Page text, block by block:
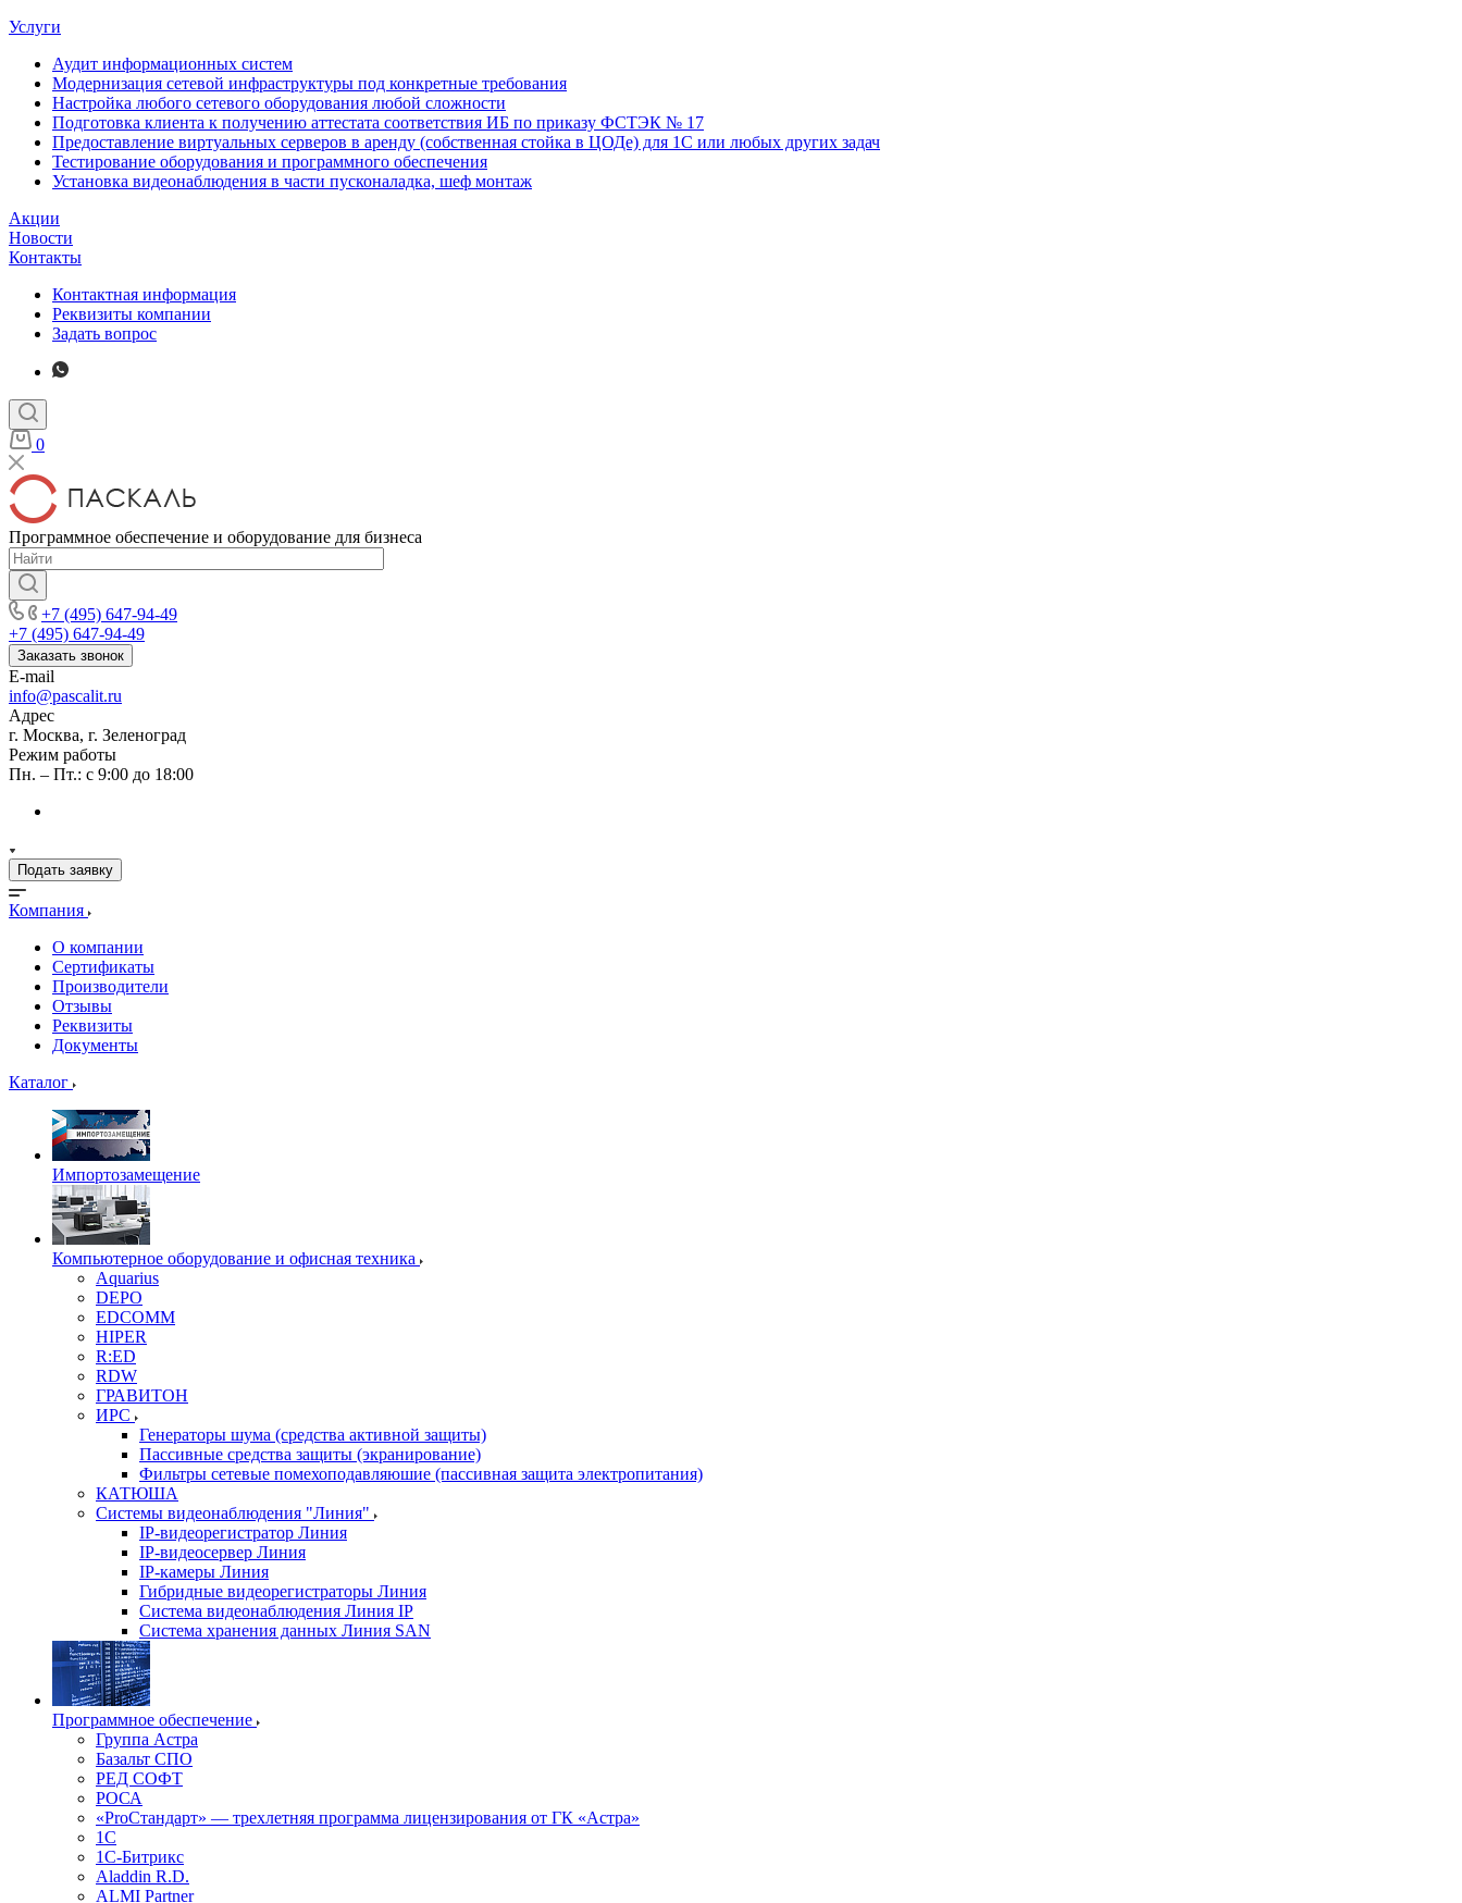
Услуги
Аудит информационных систем
Модернизация сетевой инфраструктуры под конкретные требования
Настройка любого сетевого оборудования любой сложности
Подготовка клиента к получению аттестата соответствия ИБ по приказу ФСТЭК № 17
Предоставление виртуальных серверов в аренду (собственная стойка в ЦОДе) для 1С или любых других задач
Тестирование оборудования и программного обеспечения
Установка видеонаблюдения в части пусконаладка, шеф монтаж
Акции
Новости
Контакты
Контактная информация
Реквизиты компании
Задать вопрос
0
Программное обеспечение и оборудование для бизнеса
+7 (495) 647-94-49
+7 (495) 647-94-49
Заказать звонок
E-mail
info@pascalit.ru
Адрес
г. Москва, г. Зеленоград
Режим работы
Пн. – Пт.: с 9:00 до 18:00
Подать заявку
Компания
О компании
Сертификаты
Производители
Отзывы
Реквизиты
Документы
Каталог
Импортозамещение
Компьютерное оборудование и офисная техника
Aquarius
DEPO
EDCOMM
HIPER
R:ED
RDW
ГРАВИТОН
ИРС
Генераторы шума (средства активной защиты)
Пассивные средства защиты (экранирование)
Фильтры сетевые помехоподавляюшие (пассивная защита электропитания)
КАТЮША
Системы видеонаблюдения "Линия"
IP-видеорегистратор Линия
IP-видеосервер Линия
IP-камеры Линия
Гибридные видеорегистраторы Линия
Система видеонаблюдения Линия IP
Система хранения данных Линия SAN
Программное обеспечение
Группа Астра
Базальт СПО
РЕД СОФТ
РОСА
«ProСтандарт» — трехлетняя программа лицензирования от ГК «Астра»
1С
1С-Битрикc
Aladdin R.D.
ALMI Partner